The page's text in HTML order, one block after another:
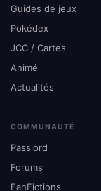
Guides de jeux
Pokédex
JCC / Cartes
Animé
Actualités
COMMUNAUTÉ
Passlord
Forums
FanFictions